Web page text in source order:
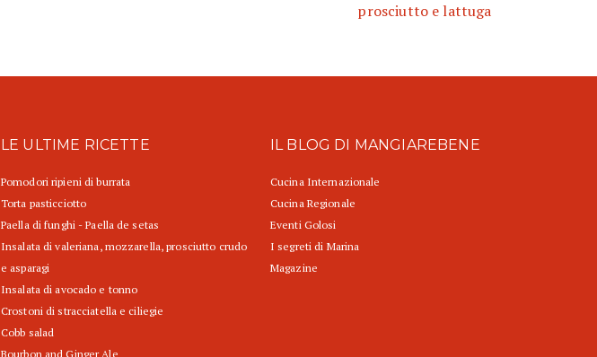
prosciutto e lattuga
LE ULTIME RICETTE
Pomodori ripieni di burrata
Torta pasticciotto
Paella di funghi - Paella de setas
Insalata di valeriana, mozzarella, prosciutto crudo
e asparagi
Insalata di avocado e tonno
Crostoni di stracciatella e ciliegie
Cobb salad
Bourbon and Ginger Ale
IL BLOG DI MANGIAREBENE
Cucina Internazionale
Cucina Regionale
Eventi Golosi
I segreti di Marina
Magazine